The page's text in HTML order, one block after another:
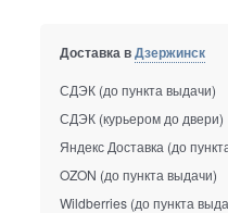
Доставка вДзержинск
СДЭК (до пункта выдачи)
СДЭК (курьером до двери)
Яндекс Доставка (до
OZON (до пункта выдачи)
Wildberries (до пункта